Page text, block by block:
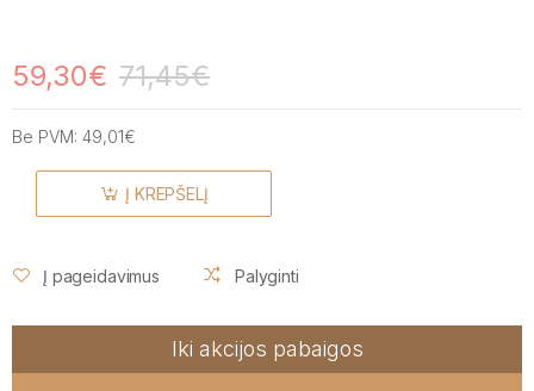
59,30€ 71,45€
Be PVM: 49,01€
Į KREPŠELĮ
Į pageidavimus Palyginti
Iki akcijos pabaigos